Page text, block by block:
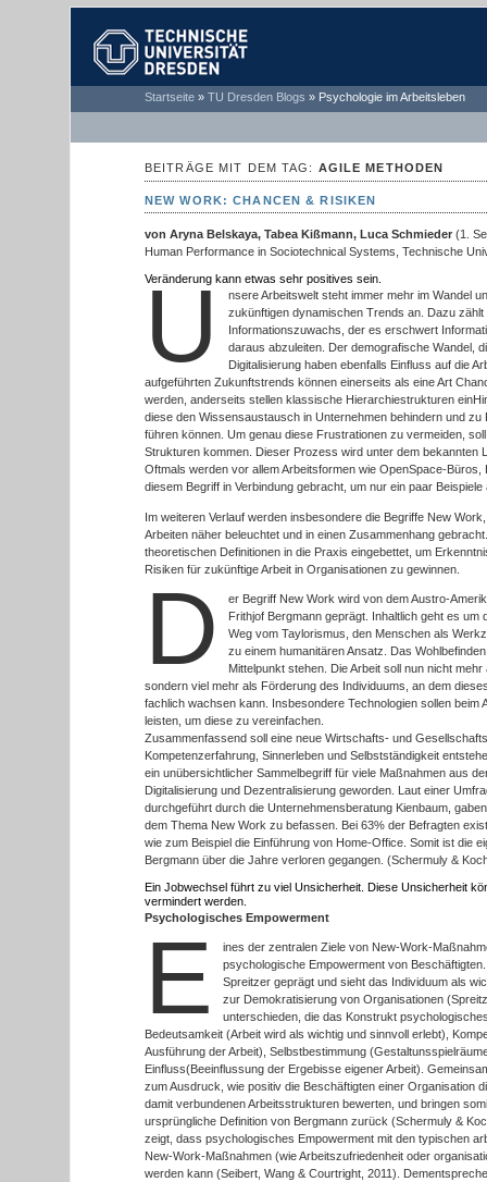
TECHNISCHE
UNIVERSITÄT
Startseite » TU Dresden Blogs » Psychologie im Arbeitsleben
BEITRÄGE MIT DEM TAG: AGILE METHODEN
NEW WORK: CHANCEN & RISIKEN
von Aryna Belskaya, Tabea Kißmann, Luca Schmieder (1.
Human Performance in Sociotechnical Systems, Technische
Veränderung kann etwas sehr positives sein.
U
nsere Arbeitswelt steht immer mehr im Wandel
zukünftigen dynamischen Trends an. Dazu
Informationszuwachs, der es erschwert
daraus abzuleiten. Der demografische Wandel,
Digitalisierung haben ebenfalls Einfluss auf die
aufgeführten Zukunftstrends können einerseits als eine Art
werden, anderseits stellen klassische Hierarchiestrukturen
diese den Wissensaustausch in Unternehmen behindern und
führen können. Um genau diese Frustrationen zu vermeiden,
Strukturen kommen. Dieser Prozess wird unter dem bekannten
Oftmals werden vor allem Arbeitsformen wie OpenSpace-Büros,
diesem Begriff in Verbindung gebracht, um nur ein paar Beispiele
Im weiteren Verlauf werden insbesondere die Begriffe New
Arbeiten näher beleuchtet und in einen Zusammenhang
theoretischen Definitionen in die Praxis eingebettet, um
Risiken für zukünftige Arbeit in Organisationen zu gewinnen.
D
er Begriff New Work wird von dem Austro-
Frithjof Bergmann geprägt. Inhaltlich geht es um
Weg vom Taylorismus, den Menschen als
zu einem humanitären Ansatz. Das
Mittelpunkt stehen. Die Arbeit soll nun nicht
sondern viel mehr als Förderung des Individuums, an dem
fachlich wachsen kann. Insbesondere Technologien sollen beim
leisten, um diese zu vereinfachen.
Zusammenfassend soll eine neue Wirtschafts- und
Kompetenzerfahrung, Sinnerleben und Selbstständigkeit
ein unübersichtlicher Sammelbegriff für viele Maßnahmen aus
Digitalisierung und Dezentralisierung geworden. Laut einer
durchgeführt durch die Unternehmensberatung Kienbaum,
dem Thema New Work zu befassen. Bei 63% der Befragten
wie zum Beispiel die Einführung von Home-Office. Somit ist die
Bergmann über die Jahre verloren gegangen. (Schermuly &
Ein Jobwechsel führt zu viel Unsicherheit. Diese Unsicherheit
vermindert werden.
Psychologisches Empowerment
E
ines der zentralen Ziele von New-Work-
psychologische Empowerment von
Spreitzer geprägt und sieht das Individuum als
zur Demokratisierung von Organisationen
unterschieden, die das Konstrukt
Bedeutsamkeit (Arbeit wird als wichtig und sinnvoll erlebt),
Ausführung der Arbeit), Selbstbestimmung
Einfluss(Beeinflussung der Ergebisse eigener Arbeit).
zum Ausdruck, wie positiv die Beschäftigten einer Organisation
damit verbundenen Arbeitsstrukturen bewerten, und bringen
ursprüngliche Definition von Bergmann zurück (Schermuly &
zeigt, dass psychologisches Empowerment mit den typischen
New-Work-Maßnahmen (wie Arbeitszufriedenheit oder
werden kann (Seibert, Wang & Courtright, 2011).